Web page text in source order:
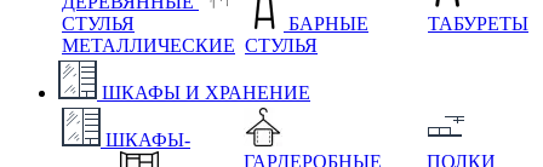
СТУЛЬЯ
МЕТАЛЛИЧЕСКИЕ
БАРНЫЕ
СТУЛЬЯ
ТАБУРЕТЫ
ШКАФЫ И ХРАНЕНИЕ
ШКАФЫ-
ГАРДЕРОБНЫЕ
ПОЛКИ